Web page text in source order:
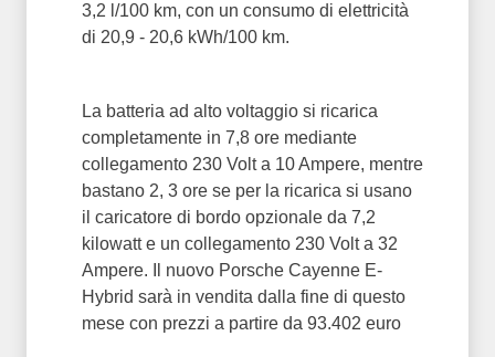
3,2 l/100 km, con un consumo di elettricità
di 20,9 - 20,6 kWh/100 km.
La batteria ad alto voltaggio si ricarica
completamente in 7,8 ore mediante
collegamento 230 Volt a 10 Ampere, mentre
bastano 2, 3 ore se per la ricarica si usano
il caricatore di bordo opzionale da 7,2
kilowatt e un collegamento 230 Volt a 32
Ampere. Il nuovo Porsche Cayenne E-
Hybrid sarà in vendita dalla fine di questo
mese con prezzi a partire da 93.402 euro